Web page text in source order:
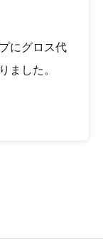
にグロス代
ました。